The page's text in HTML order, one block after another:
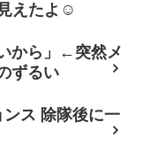
えたよ☺
から」←突然メ
ずるい
ス 除隊後に一